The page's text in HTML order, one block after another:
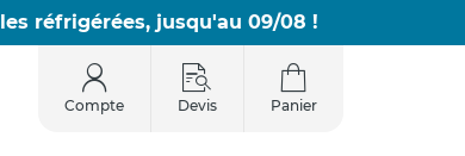
réfrigérées, jusqu'au 09/08 !
Compte Devis Panier